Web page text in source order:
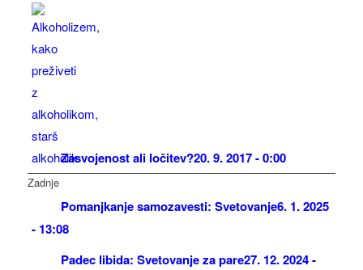
Zasvojenost ali ločitev?20. 9. 2017 - 0:00
Zadnje
Pomanjkanje samozavesti: Svetovanje6. 1. 2025
- 13:08
Padec libida: Svetovanje za pare27. 12. 2024 -